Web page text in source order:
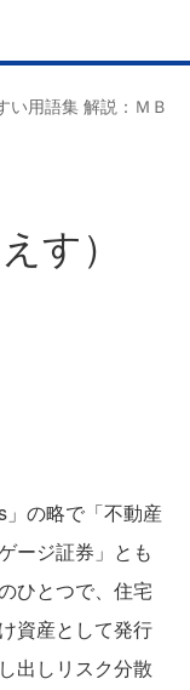
い用語集 解説：ＭＢ
す）
の略で「不動産
ージ証券」とも
ひとつで、住宅
資産として発行
出しリスク分散